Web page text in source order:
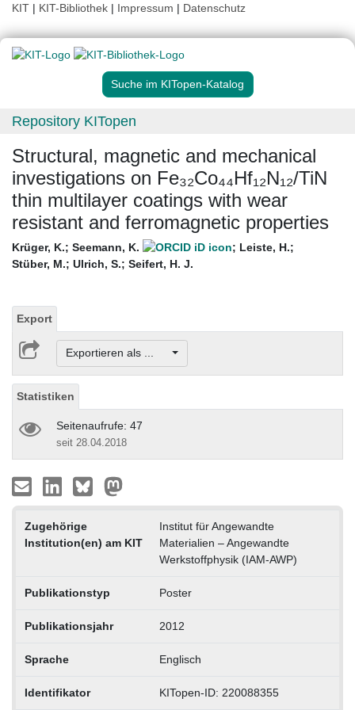
KIT | KIT-Bibliothek | Impressum | Datenschutz
Suche im KITopen-Katalog
Repository KITopen
Structural, magnetic and mechanical
investigations on Fe₃₂Co₄₄Hf₁₂N₁₂/TiN
thin multilayer coatings with wear
resistant and ferromagnetic properties
Krüger, K.; Seemann, K. ; Leiste, H.;
Stüber, M.; Ulrich, S.; Seifert, H. J.
Export
Exportieren als ...
Statistiken
Seitenaufrufe: 47
seit 28.04.2018
Zugehörige
Institution(en) am KIT
Institut für Angewandte
Materialien – Angewandte
Werkstoffphysik (IAM-AWP)
Publikationstyp Poster
Publikationsjahr 2012
Sprache Englisch
Identifikator KITopen-ID: 220088355